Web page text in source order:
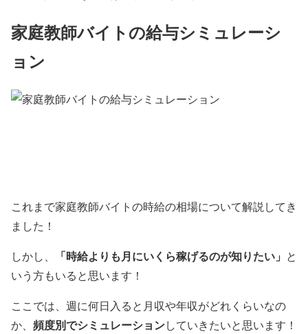
家庭教師バイトの給与シミュレーシ
ョン
これまで家庭教師バイトの時給の相場について解説してき
ました！
しかし、 「時給よりも月にいくら稼げるのが知りたい」 と
いう方もいると思います！
ここでは、週に何日入ると月収や年収がどれくらいなの
か、 頻度別でシミュレーションしていきたいと思います！